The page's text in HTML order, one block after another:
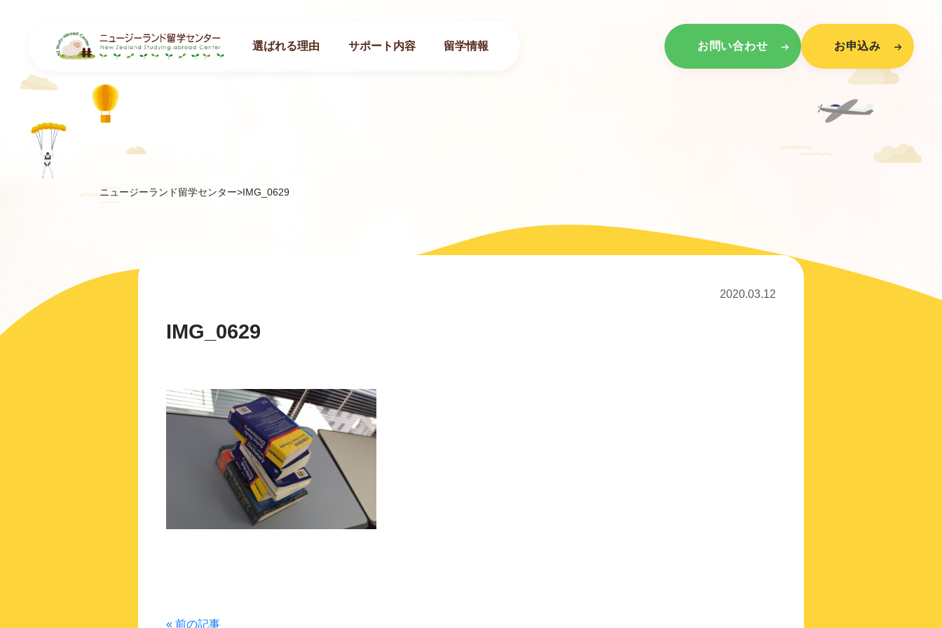
選ばれる理由 サポート内容 留学情報 お問い合わせ お申込み
ニュージーランド留学センター>IMG_0629
2020.03.12
IMG_0629
« 前の記事